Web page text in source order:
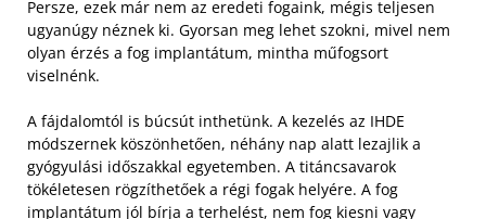
Persze, ezek már nem az eredeti fogaink, mégis teljesen
ugyanúgy néznek ki. Gyorsan meg lehet szokni, mivel nem
olyan érzés a fog implantátum, mintha műfogsort
viselnénk.
A fájdalomtól is búcsút inthetünk. A kezelés az IHDE
módszernek köszönhetően, néhány nap alatt lezajlik a
gyógyulási időszakkal egyetemben. A titáncsavarok
tökéletesen rögzíthetőek a régi fogak helyére. A fog
implantátum jól bírja a terhelést, nem fog kiesni vagy